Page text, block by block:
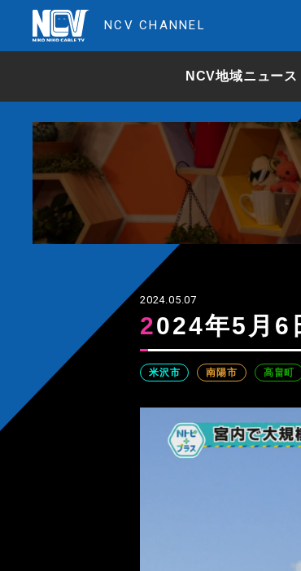
NCV CHANNEL
NCV地域ニュース
2024.05.07
2024年5月
米沢市 南陽市 高畠町